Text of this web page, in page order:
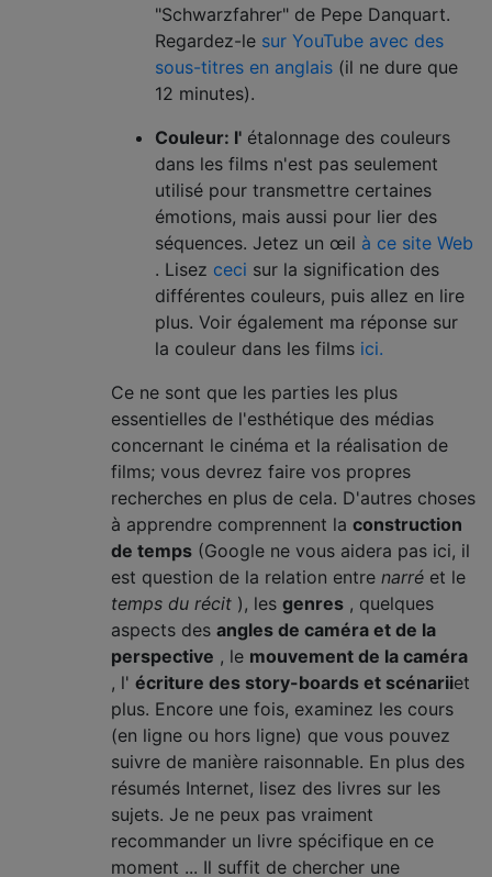
"Schwarzfahrer" de Pepe Danquart.
Regardez-le sur YouTube avec des
sous-titres en anglais (il ne dure que
12 minutes).
Couleur: l' étalonnage des couleurs
dans les films n'est pas seulement
utilisé pour transmettre certaines
émotions, mais aussi pour lier des
séquences. Jetez un œil à ce site Web
. Lisez ceci sur la signification des
différentes couleurs, puis allez en lire
plus. Voir également ma réponse sur
la couleur dans les films ici.
Ce ne sont que les parties les plus
essentielles de l'esthétique des médias
concernant le cinéma et la réalisation de
films; vous devrez faire vos propres
recherches en plus de cela. D'autres choses
à apprendre comprennent la construction
de temps (Google ne vous aidera pas ici, il
est question de la relation entre narré et le
temps du récit ), les genres , quelques
aspects des angles de caméra et de la
perspective , le mouvement de la caméra
, l' écriture des story-boards et scénariiet
plus. Encore une fois, examinez les cours
(en ligne ou hors ligne) que vous pouvez
suivre de manière raisonnable. En plus des
résumés Internet, lisez des livres sur les
sujets. Je ne peux pas vraiment
recommander un livre spécifique en ce
moment ... Il suffit de chercher une